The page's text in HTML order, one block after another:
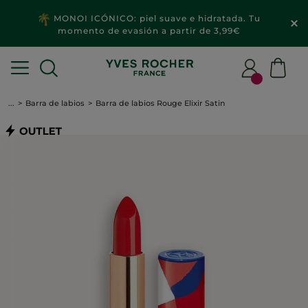
MONOI ICÓNICO: piel suave e hidratada. Tu
momento de evasión a partir de 3,99€
... Barra de labios Barra de labios Rouge Elixir Satin